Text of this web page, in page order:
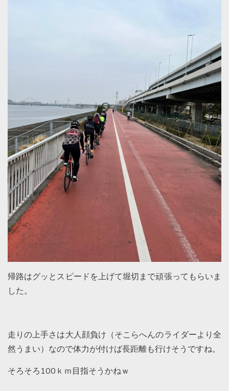
帰路はグッとスピードを上げて堀切まで頑張ってもらいま
した。
走りの上手さは大人顔負け（そこらへんのライダーより全
然うまい）なので体力が付けば長距離も行けそうですね。
そろそろ100ｋｍ目指そうかねｗ